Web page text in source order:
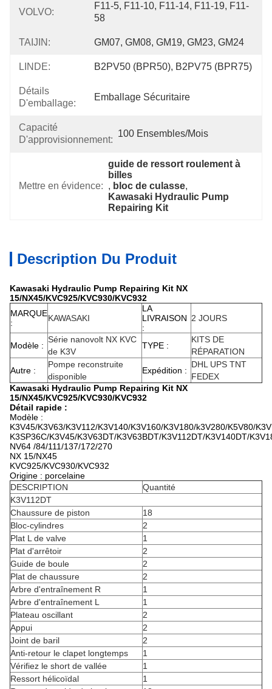
VOLVO:
F11-5, F11-10, F11-14, F11-19, F11-
58
TAIJIN: GM07, GM08, GM19, GM23, GM24
LINDE: B2PV50 (BPR50), B2PV75 (BPR75)
Détails
D'emballage:
Emballage Sécuritaire
Capacité
D'approvisionnement:
100 Ensembles/mois
Mettre en évidence:
guide de ressort roulement à
billes
, bloc de culasse,
Kawasaki Hydraulic Pump
Repairing Kit
Description Du Produit
Kawasaki Hydraulic Pump Repairing Kit NX
15/NX45/KVC925/KVC930/KVC932
MARQUE
:
KAWASAKI
LA
LIVRAISON
:
2 JOURS
Modèle :
Série nanovolt NX KVC
de K3V
TYPE :
KITS DE
RÉPARATION
Autre :
Pompe reconstruite
disponible
Expédition :
DHL UPS TNT
FEDEX
Kawasaki Hydraulic Pump Repairing Kit NX
15/NX45/KVC925/KVC930/KVC932
Détail rapide :
Modèle :
K3V45/K3V63/K3V112/K3V140/K3V160/K3V180/k3V280/K5V80/
K3SP36C/K3V45/K3V63DT/K3V63BDT/K3V112DT/K3V140DT/
NV64 /84/111/137/172/270
NX 15/NX45
KVC925/KVC930/KVC932
Origine : porcelaine
DESCRIPTION
Quantité
K3V112DT
Chaussure de piston
18
Bloc-cylindres
2
Plat L de valve
1
Plat d'arrêtoir
2
Guide de boule
2
Plat de chaussure
2
Arbre d'entraînement R
1
Arbre d'entraînement L
1
Plateau oscillant
2
Appui
2
Joint de baril
2
Anti-retour le clapet longtemps
1
Vérifiez le short de vallée
1
Ressort hélicoïdal
1